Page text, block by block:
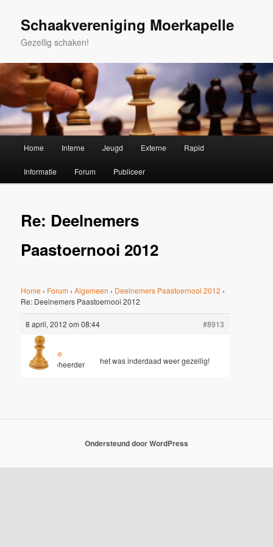
primaire
Schaakvereniging Moerkapelle
Gezellig schaken!
Home Interne Jeugd Externe Rapid
Informatie Forum Publiceer
Re: Deelnemers
Paastoernooi 2012
Home › Forum › Algemeen › Deelnemers Paastoernooi 2012 ›
Re: Deelnemers Paastoernooi 2012
8 april, 2012 om 08:44 #8913
Jesse
Sleutelbeheerder
het was inderdaad weer gezellig!
Ondersteund door WordPress